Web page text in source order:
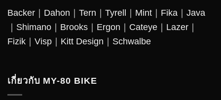
Backer ｜ Dahon ｜ Tern ｜ Tyrell ｜ Mint ｜ Fika ｜ Java
｜ Shimano ｜ Brooks ｜ Ergon ｜ Cateye ｜ Lazer ｜
Fizik｜Visp｜Kitt Design｜ Schwalbe
เกี่ยวกับ MY-80 BIKE